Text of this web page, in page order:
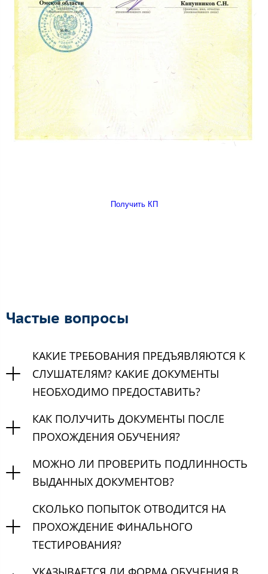
Получить КП
Частые вопросы
КАКИЕ ТРЕБОВАНИЯ ПРЕДЪЯВЛЯЮТСЯ К
СЛУШАТЕЛЯМ? КАКИЕ ДОКУМЕНТЫ
НЕОБХОДИМО ПРЕДОСТАВИТЬ?
КАК ПОЛУЧИТЬ ДОКУМЕНТЫ ПОСЛЕ
ПРОХОЖДЕНИЯ ОБУЧЕНИЯ?
МОЖНО ЛИ ПРОВЕРИТЬ ПОДЛИННОСТЬ
ВЫДАННЫХ ДОКУМЕНТОВ?
СКОЛЬКО ПОПЫТОК ОТВОДИТСЯ НА
ПРОХОЖДЕНИЕ ФИНАЛЬНОГО
ТЕСТИРОВАНИЯ?